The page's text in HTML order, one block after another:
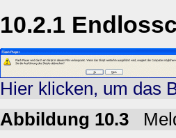
10.2.1
Hier klicken, um das
Abbildung 10.3